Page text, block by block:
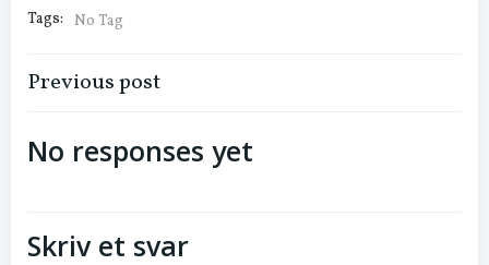
Tags: No Tag
Indlægsnavigation
Previous post
No responses yet
Skriv et svar